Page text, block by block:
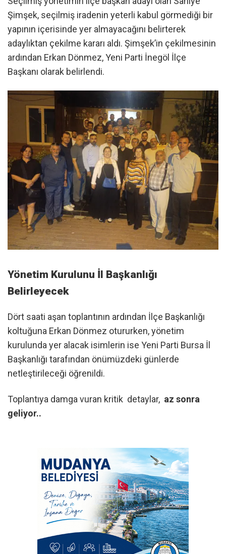
Şimşek, seçilmiş iradenin yeterli kabul görmediği bir
yapının içerisinde yer almayacağını belirterek
adaylıktan çekilme kararı aldı. Şimşek’in çekilmesinin
ardından Erkan Dönmez, Yeni Parti İnegöl İlçe
Başkanı olarak belirlendi.
Yönetim Kurulunu İl Başkanlığı
Belirleyecek
​Dört saati aşan toplantının ardından İlçe Başkanlığı
koltuğuna Erkan Dönmez otururken, yönetim
kurulunda yer alacak isimlerin ise Yeni Parti Bursa İl
Başkanlığı tarafından önümüzdeki günlerde
netleştirileceği öğrenildi.
Toplantıya damga vuran kritik detaylar, az sonra
geliyor..